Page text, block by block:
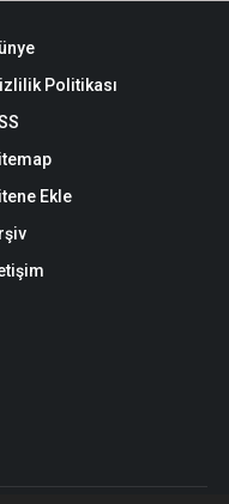
Politikası
Ekle